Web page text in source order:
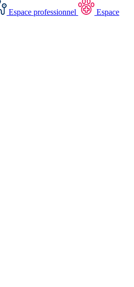
Espace professionnel
Espace